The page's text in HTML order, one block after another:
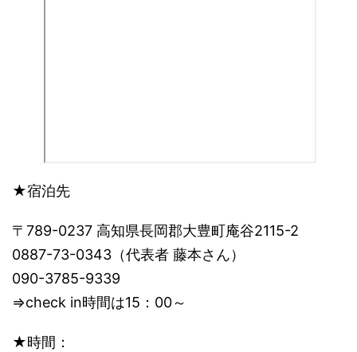
★宿泊先
〒789-0237 高知県長岡郡大豊町庵谷2115-2
0887-73-0343（代表者 藤本さん）
090-3785-9339
⇒check in時間は15：00～
★時間：